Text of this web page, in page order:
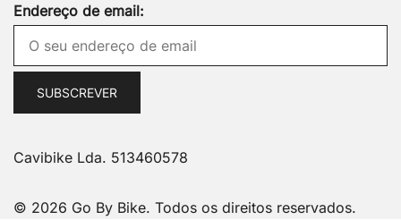
Endereço de email:
Cavibike Lda. 513460578
© 2026 Go By Bike. Todos os direitos reservados.